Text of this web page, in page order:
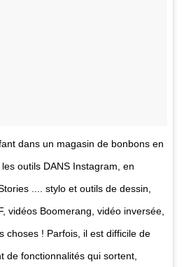
dans un magasin de bonbons en
outils DANS Instagram , en
.... stylo et outils de dessin,
vidéos Boomerang, vidéo inversée,
choses ! Parfois, il est difficile de
de fonctionnalités qui sortent,